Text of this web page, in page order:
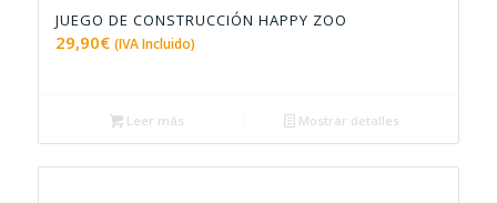
5.00
JUEGO DE CONSTRUCCIÓN HAPPY ZOO
29,90€ (IVA Incluido)
Leer más Mostrar detalles